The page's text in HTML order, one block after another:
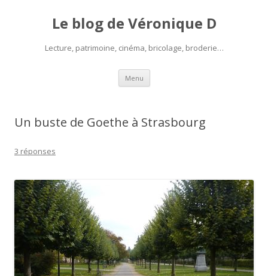
Le blog de Véronique D
Lecture, patrimoine, cinéma, bricolage, broderie…
Menu Aller
contenu
Un buste de Goethe à Strasbourg
3 réponses